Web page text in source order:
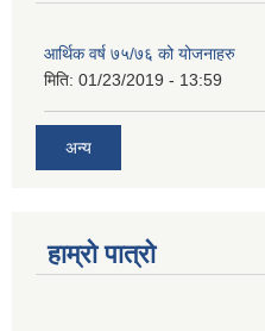
आर्थिक वर्ष ७५/७६ को योजनाहरु
मिति: 01/23/2019 - 13:59
अन्य
हाम्रो पात्रो